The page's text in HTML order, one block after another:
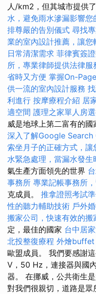
人/km2，但其城市提供
水，避免雨水滲漏影響您
排尊嚴的告別儀式 尋找
業的室內設計推薦，讓您
日常清潔需求 菲律賓簽
所，專業律師提供法律服
省時又方便 掌握On-
供一流的室內設計服務
利進行 按摩療程介紹 居
適空間 護理之家單人房
威是地球上第二富有的國
深入了解Google
索坐月子的正確方式，
水緊急處理，當漏水發
氣生產方面領先的世界
事務所 專業記帳事務所
克成員。 推拿證照考試
性的聽力輔助技術 戶外
搬家公司，快速有效的搬
定，最佳的國家 台中居
北投整復療程 外燴buffet
歐盟成員。 我們要感謝
V，50 Hz，連接器與國
器。 在挪威，公共衛生
對我們很親切，道路是